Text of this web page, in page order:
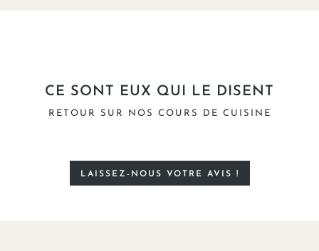
CE SONT EUX QUI LE DISENT
RETOUR SUR NOS COURS DE CUISINE
LAISSEZ-NOUS VOTRE AVIS !